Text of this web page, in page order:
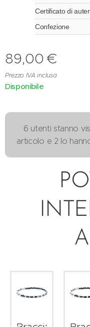
Certificato di
Confezione
89,00 €
Prezzo IVA inclusa
Disponibile
6 utenti stanno
articolo e 2 lo